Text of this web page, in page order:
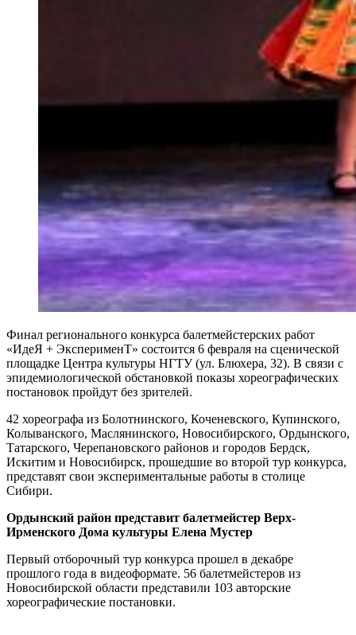
Финал регионального конкурса балетмейстерских работ
«ИдеЯ + ЭксперименТ» состоится 6 февраля на сценической
площадке Центра культуры НГТУ (ул. Блюхера, 32). В связи с
эпидемиологической обстановкой показы хореографических
постановок пройдут без зрителей.
42 хореографа из Болотнинского, Коченевского, Купинского,
Колыванского, Маслянинского, Новосибирского, Ордынского,
Татарского, Черепановского районов и городов Бердск,
Искитим и Новосибирск, прошедшие во второй тур конкурса,
представят свои экспериментальные работы в столице
Сибири.
Ордынский район представит балетмейстер Верх-
Ирменского Дома культуры Елена Мустер
Первый отборочный тур конкурса прошел в декабре
прошлого года в видеоформате. 56 балетмейстеров из
Новосибирской области представили 103 авторские
хореографические постановки.